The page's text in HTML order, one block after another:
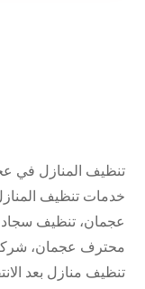
تنظيف المنازل في
خدمات تنظيف
عجمان، تنظيف
محترف عجمان،
تنظيف منازل بعد